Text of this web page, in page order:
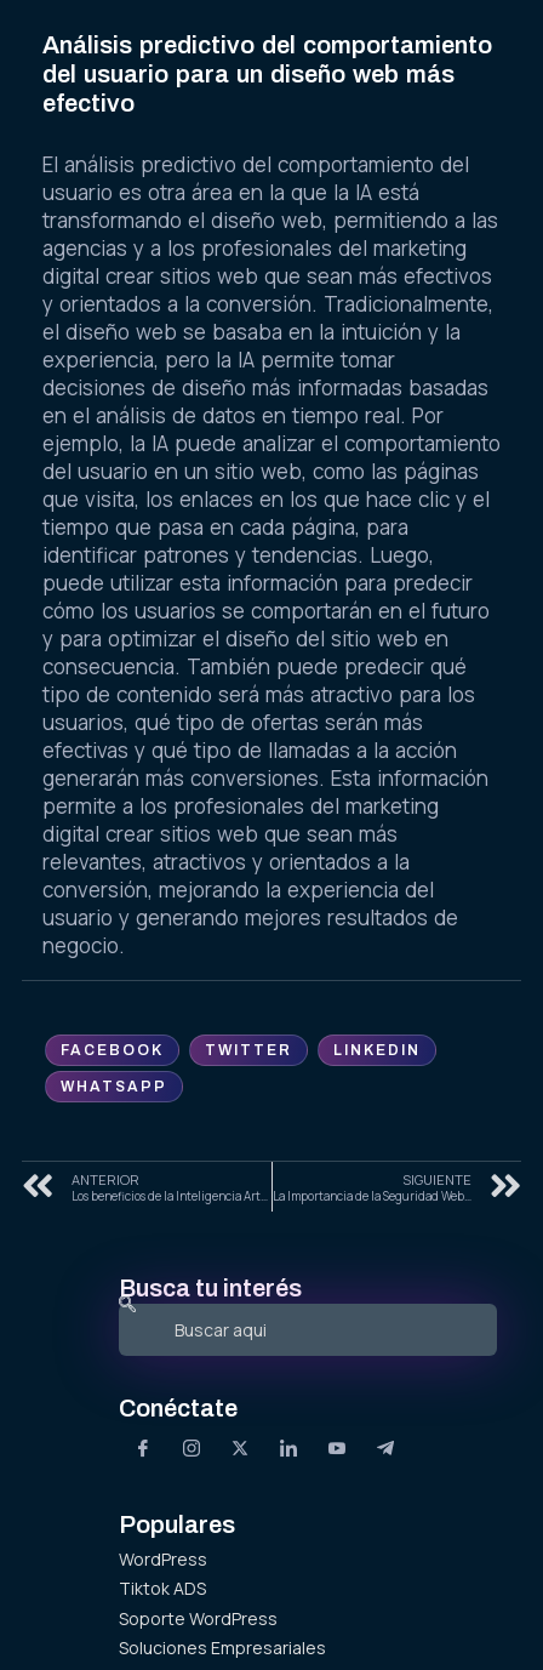
Análisis predictivo del comportamiento
del usuario para un diseño web más
efectivo
El análisis predictivo del comportamiento del
usuario es otra área en la que la IA está
transformando el diseño web, permitiendo a las
agencias y a los profesionales del marketing
digital crear sitios web que sean más efectivos
y orientados a la conversión. Tradicionalmente,
el diseño web se basaba en la intuición y la
experiencia, pero la IA permite tomar
decisiones de diseño más informadas basadas
en el análisis de datos en tiempo real. Por
ejemplo, la IA puede analizar el comportamiento
del usuario en un sitio web, como las páginas
que visita, los enlaces en los que hace clic y el
tiempo que pasa en cada página, para
identificar patrones y tendencias. Luego,
puede utilizar esta información para predecir
cómo los usuarios se comportarán en el futuro
y para optimizar el diseño del sitio web en
consecuencia. También puede predecir qué
tipo de contenido será más atractivo para los
usuarios, qué tipo de ofertas serán más
efectivas y qué tipo de llamadas a la acción
generarán más conversiones. Esta información
permite a los profesionales del marketing
digital crear sitios web que sean más
relevantes, atractivos y orientados a la
conversión, mejorando la experiencia del
usuario y generando mejores resultados de
negocio.
FACEBOOK TWITTER LINKEDIN
WHATSAPP
ANTERIOR SIGUIENTE
La Importancia de la Seguridad Web en 2025: Mejores Prácticas y Tecnologías
Busca tu interés
Conéctate
Populares
WordPress
Tiktok ADS
Soporte WordPress
Soluciones Empresariales